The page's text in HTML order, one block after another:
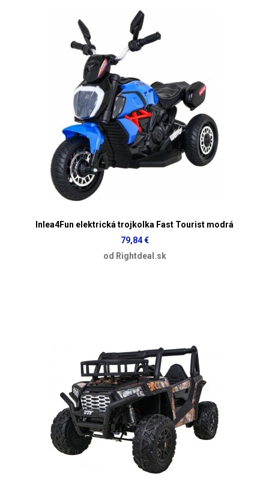
Inlea4Fun elektrická trojkolka Fast Tourist modrá
79,84 €
od Rightdeal.sk